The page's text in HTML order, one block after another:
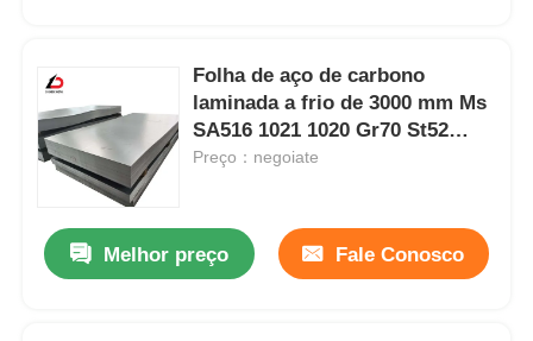
Folha de aço de carbono
laminada a frio de 3000 mm Ms
SA516 1021 1020 Gr70 St52
St44
Preço：negoiate
Melhor preço Fale Conosco